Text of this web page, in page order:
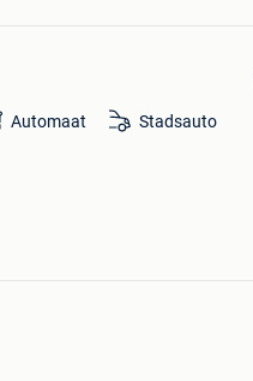
Automaat Stadsauto